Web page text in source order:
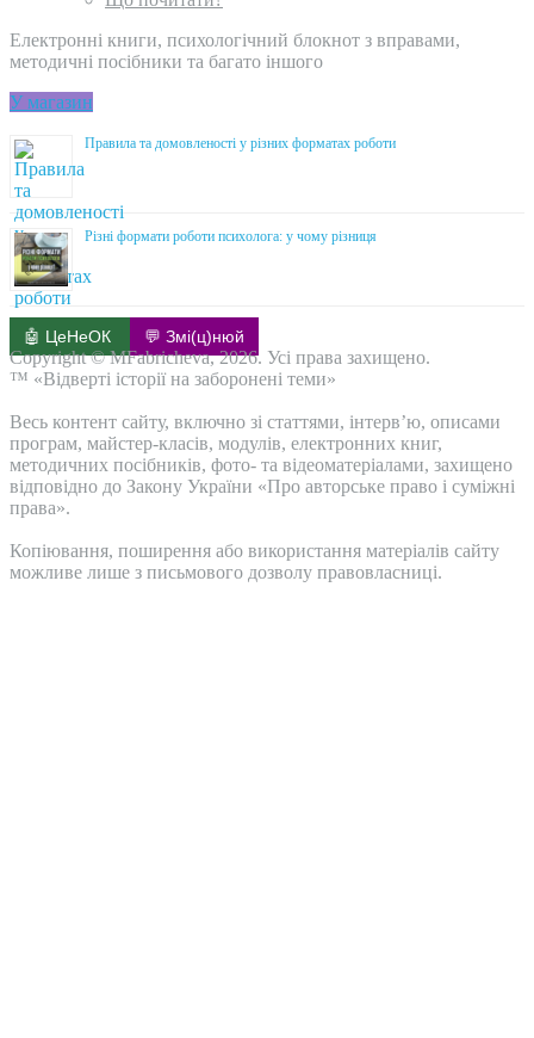
Електронні книги, психологічний блокнот з вправами,
методичні посібники та багато іншого
У магазин
Правила та домовленості у різних форматах роботи
Різні формати роботи психолога: у чому різниця
🤖 ЦеНеОК 💬 Змі(ц)нюй
Copyright © MFabricheva, 2026. Усі права захищено.
™ «Відверті історії на заборонені теми»
Весь контент сайту, включно зі статтями, інтерв’ю, описами
програм, майстер-класів, модулів, електронних книг,
методичних посібників, фото- та відеоматеріалами, захищено
відповідно до Закону України «Про авторське право і суміжні
права».
Копіювання, поширення або використання матеріалів сайту
можливе лише з письмового дозволу правовласниці.